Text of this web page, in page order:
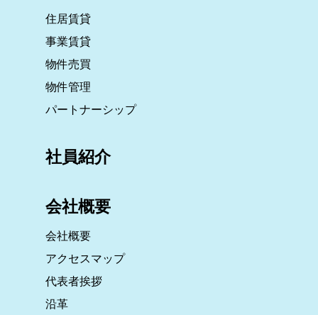
住居賃貸
事業賃貸
物件売買
物件管理
パートナーシップ
社員紹介
会社概要
会社概要
アクセスマップ
代表者挨拶
沿革